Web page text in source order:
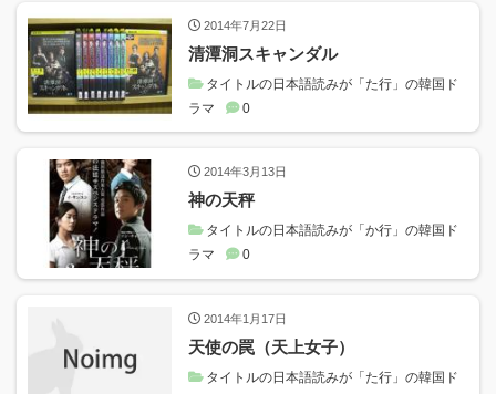
2014年7月22日
清潭洞スキャンダル
タイトルの日本語読みが「た行」の韓国ド
ラマ
0
2014年3月13日
神の天秤
タイトルの日本語読みが「か行」の韓国ド
ラマ
0
2014年1月17日
天使の罠（天上女子）
タイトルの日本語読みが「た行」の韓国ド